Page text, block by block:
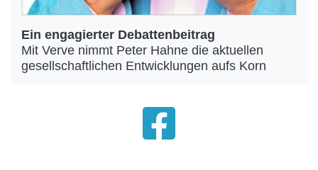
Ein engagierter Debattenbeitrag
Mit Verve nimmt Peter Hahne die aktuellen
gesellschaftlichen Entwicklungen aufs Korn